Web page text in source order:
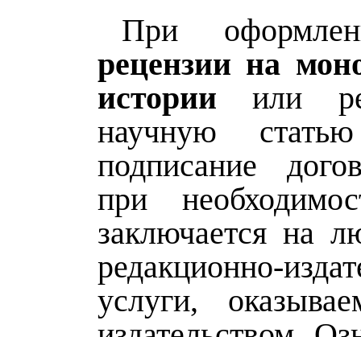
При
рецензии на
истории или
научную
подписание
при
заключается на
редакционно-
услуги,